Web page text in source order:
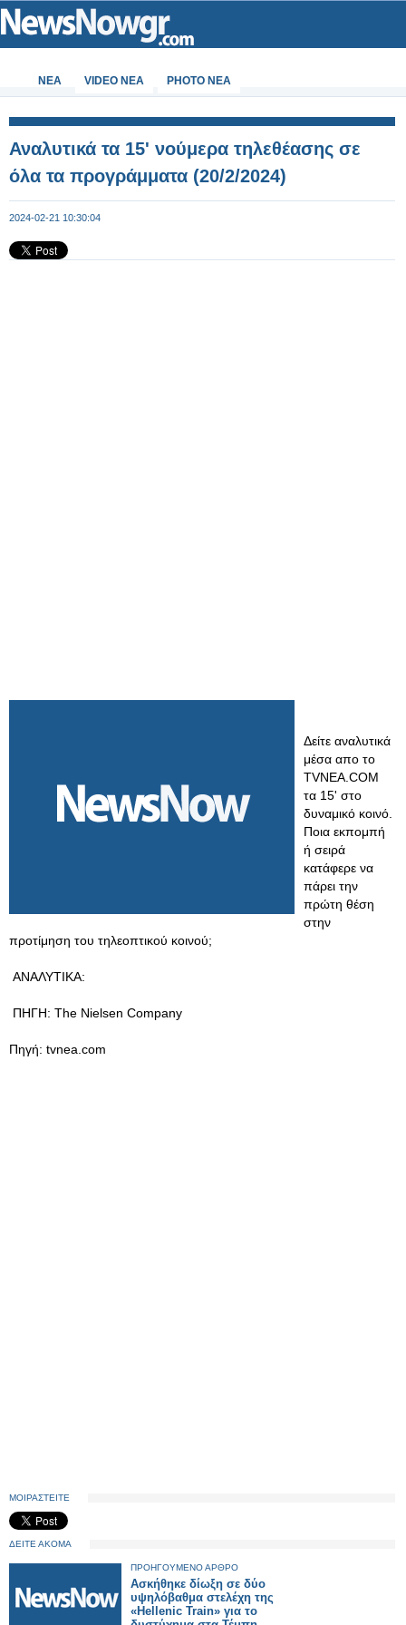
ΝΕΑ VIDEO NEA PHOTO NEA
Αναλυτικά τα 15' νούμερα τηλεθέασης σε
όλα τα προγράμματα (20/2/2024)
2024-02-21 10:30:04
Δείτε αναλυτικά
μέσα απο το
TVNEA.COM
τα 15' στο
δυναμικό κοινό.
Ποια εκπομπή
ή σειρά
κατάφερε να
πάρει την
πρώτη θέση
στην
προτίμηση του τηλεοπτικού κοινού;
ΑΝΑΛΥΤΙΚΑ:
ΠΗΓΗ: The Nielsen Company
Πηγή: tvnea.com
ΜΟΙΡΑΣΤΕΙΤΕ
ΔΕΙΤΕ ΑΚΟΜΑ
ΠΡΟΗΓΟΥΜΕΝΟ ΑΡΘΡΟ
Ασκήθηκε δίωξη σε δύο
υψηλόβαθμα στελέχη της
«Hellenic Train» για το